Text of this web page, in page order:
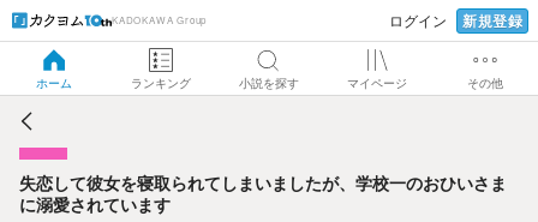
KADOKAWA Group ログイン 新規登録
ホーム ランキング 小説を探す マイページ その他
失恋して彼女を寝取られてしまいましたが、学校一のおひい
さまに溺愛されています
失恋して彼女を寝取られてしまいましたが、学校一のおひいさま
に溺愛されています